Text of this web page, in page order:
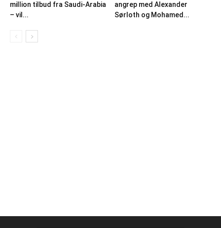
million tilbud fra Saudi-Arabia
– vil...
angrep med Alexander
Sørloth og Mohamed...